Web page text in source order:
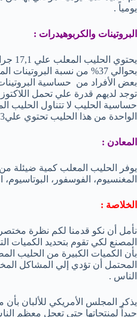
يومياً .
البروتينات والكربوهيدرات :
بحوالي 37% من نسبة
بعض الأفراد من حساسية
توجد لديهم قدرة علي تحمل
حساسية الحليب لا تتناول الحليب
الواحدة من هذا الحليب تحتوي علي25,3 جرام كربوهيدرات .
المعادن :
يوفر الحليب المعلب كمية ضيئلة من
المغنسيوم، الفوسفور، البوتاسيوم،
الخلاصة :
نأمل أن نكو قدمنا لكم نظرة
المصنع لكي تقوم بتحديد الكميات
بأن الكميات الكبيرة من الحليب
المحتمل أن تؤدي إلي المشاكل
الناس .
يذكر المجلس الأمريكي للألبان
جيداً لمنتجاتها حتي تعجل معظم